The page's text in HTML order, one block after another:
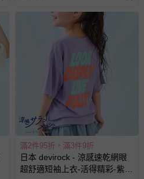
滿2件95折，滿3件9折
日本 devirock - 涼感速乾網眼
超舒適短袖上衣-活得精彩-紫羅